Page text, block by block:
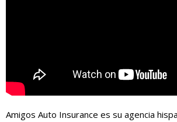
Amigos Auto Insurance es su agencia